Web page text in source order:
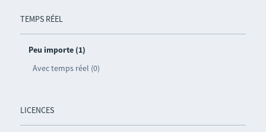
TEMPS RÉEL
Peu importe (1)
Avec temps réel (0)
LICENCES